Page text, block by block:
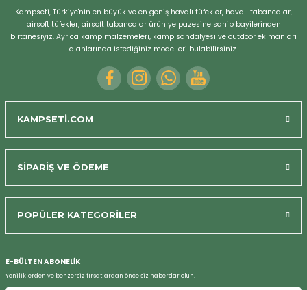
Kampseti, Türkiye'nin en büyük ve en geniş havalı tüfekler, havalı tabancalar,
airsoft tüfekler, airsoft tabancalar ürün yelpazesine sahip bayilerinden
birtanesiyiz. Ayrıca kamp malzemeleri, kamp sandalyesi ve outdoor ekimanları
alanlarında istediğiniz modelleri bulabilirsiniz.
KAMPSETİ.COM
SİPARİŞ VE ÖDEME
POPÜLER KATEGORİLER
E-BÜLTEN ABONELİK
Yeniliklerden ve benzersiz fırsatlardan önce siz haberdar olun.